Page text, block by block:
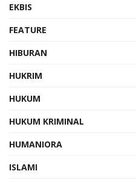
EKBIS
FEATURE
HIBURAN
HUKRIM
HUKUM
HUKUM KRIMINAL
HUMANIORA
ISLAMI